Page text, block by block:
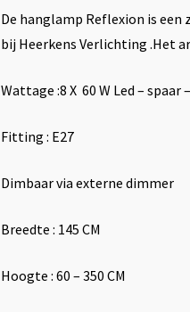
De hanglamp Reflexion is
bij Heerkens Verlichting .Het
Wattage :8 X 60 W Led – spaar
Fitting : E27
Dimbaar via externe dimmer
Breedte : 145 CM
Hoogte : 60 – 350 CM